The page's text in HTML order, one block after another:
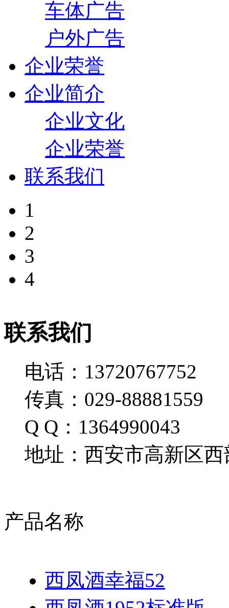
车体广告
户外广告
企业荣誉
企业简介
企业文化
企业荣誉
联系我们
1
2
3
4
联系我们
电话：13720767752
传真：029-88881559
Q Q：1364990043
地址：西安市高新区西
产品名称
西凤酒幸福52